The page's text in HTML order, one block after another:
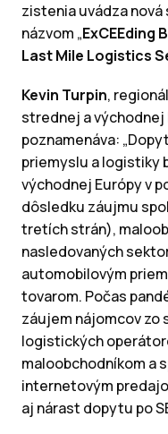
zistenia uvádza
názvom „ExCEEding
Last Mile Logistics
Kevin Turpin,
strednej a
poznamenáva:
priemyslu a logistiky
východnej Európy v
dôsledku záujmu
tretích strán),
nasledovaných
automobilovým
tovarom. Počas
záujem nájomcov zo
logistických
maloobchodníkom a
internetovým
aj nárast dopytu po